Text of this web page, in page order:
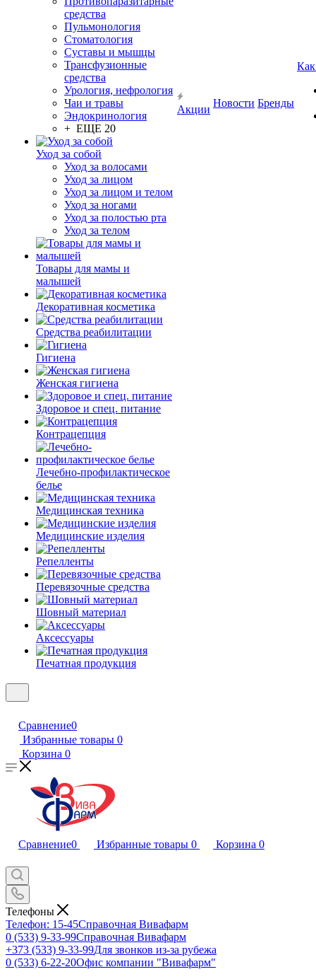
средства
Пульмонология
Стоматология
Суставы и мышцы
Трансфузионные
средства
Урология, нефрология
Чаи и травы
Эндокринология
+ ЕЩЕ 20
Уход за собой
Уход за волосами
Уход за лицом
Уход за лицом и телом
Уход за ногами
Уход за полостью рта
Уход за телом
Товары для мамы и
малышей
Декоративная косметика
Средства реабилитации
Гигиена
Женская гигиена
Здоровое и спец. питание
Контрацепция
Лечебно-профилактическое
белье
Медицинская техника
Медицинские изделия
Репелленты
Перевязочные средства
Шовный материал
Аксессуары
Печатная продукция
Акции
Новости Бренды
Сравнение0
Избранные товары 0
Корзина 0
Сравнение0 Избранные товары 0 Корзина 0
Телефоны
Телефон: 15-45Справочная Вивафарм
0 (533) 9-33-99Справочная Вивафарм
+373 (533) 9-33-99Для звонков из-за рубежа
0 (533) 6-22-20Офис компании "Вивафарм"